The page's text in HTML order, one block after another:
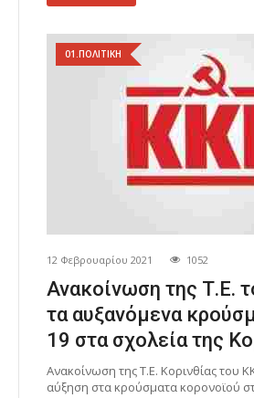
01.ΠΟΛΙΤΙΚΗ
12 Φεβρουαρίου 2021 1052
Ανακοίνωση της Τ.Ε.
τα αυξανόμενα
19 στα σχολεία της
Ανακοίνωση της Τ.Ε. Κορινθίας του
αύξηση στα κρούσματα κορονοϊού